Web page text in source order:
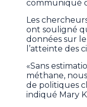
communiqué
Les
ont souligné
données sur
l’atteinte des
«Sans
méthane,
de politiques
indiqué Mary